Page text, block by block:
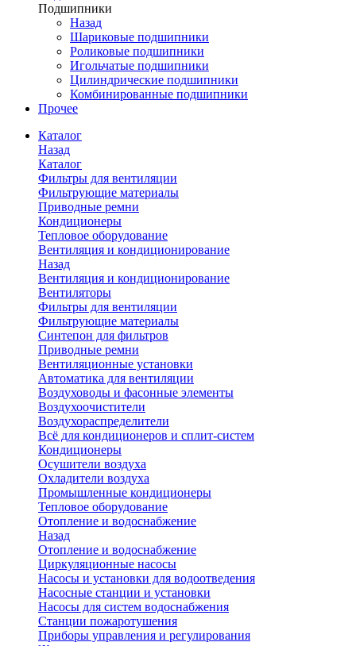
Подшипники
Назад
Шариковые подшипники
Роликовые подшипники
Игольчатые подшипники
Цилиндрические подшипники
Комбинированные подшипники
Прочее
Каталог
Назад
Каталог
Фильтры для вентиляции
Фильтрующие материалы
Приводные ремни
Кондиционеры
Тепловое оборудование
Вентиляция и кондиционирование
Назад
Вентиляция и кондиционирование
Вентиляторы
Фильтры для вентиляции
Фильтрующие материалы
Синтепон для фильтров
Приводные ремни
Вентиляционные установки
Автоматика для вентиляции
Воздуховоды и фасонные элементы
Воздухоочистители
Воздухораспределители
Всё для кондиционеров и сплит-систем
Кондиционеры
Осушители воздуха
Охладители воздуха
Промышленные кондиционеры
Тепловое оборудование
Отопление и водоснабжение
Назад
Отопление и водоснабжение
Циркуляционные насосы
Насосы и установки для водоотведения
Насосные станции и установки
Насосы для систем водоснабжения
Станции пожаротушения
Приборы управления и регулирования